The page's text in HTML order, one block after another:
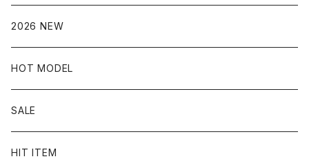
2026 NEW
HOT MODEL
SALE
HIT ITEM